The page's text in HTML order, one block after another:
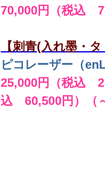
70,000円（税込
【刺青(入れ墨・タ
ピコレーザー（
25,000円（税込
込 60,500円）（